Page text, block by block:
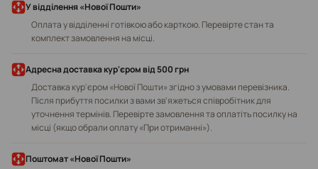
У відділення «Нової Пошти»
Оплата у відділенні готівкою або карткою. Перевірте стан та
комплект замовлення на місці.
Адресна доставка кур'єром від 500 грн
Доставка кур'єром «Нової Пошти» згідно з умовами перевізника.
Після прибуття посилки з вами зв'яжеться співробітник для
уточнення термінів. Перевірте замовлення та оплатіть посилку на
місці (якщо обрали оплату «При отриманні»).
Поштомат «Нової Пошти»